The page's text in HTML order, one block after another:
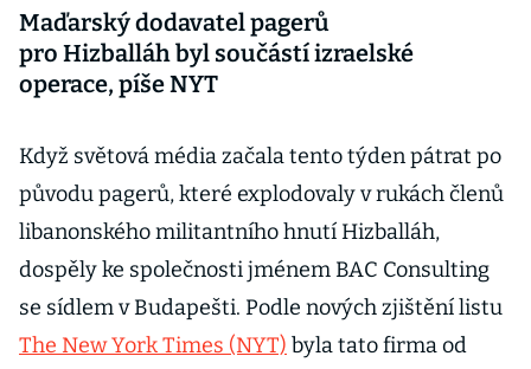
Maďarský dodavatel pagerů
pro Hizballáh byl součástí izraelské
operace, píše NYT
Když světová média začala tento týden pátrat po
původu pagerů, které explodovaly v rukách členů
libanonského militantního hnutí Hizballáh,
dospěly ke společnosti jménem BAC Consulting
se sídlem v Budapešti. Podle nových zjištění listu
The New York Times (NYT) byla tato firma od